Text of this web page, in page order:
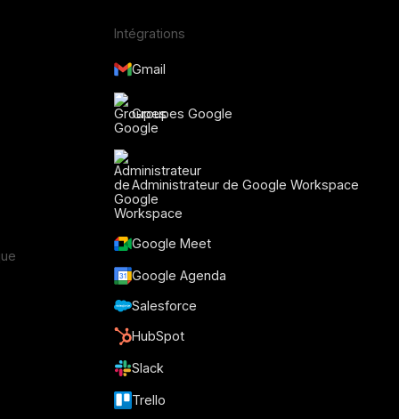
Intégrations
Gmail
Groupes Google
Administrateur de Google Workspace
Google Meet
Google Agenda
Salesforce
HubSpot
Slack
Trello